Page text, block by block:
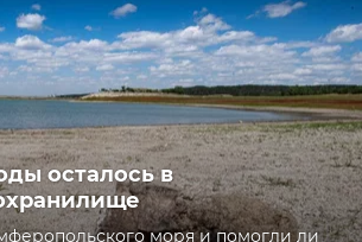
осталось в
моря и помогли ли